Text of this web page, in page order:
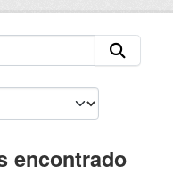
encontrado